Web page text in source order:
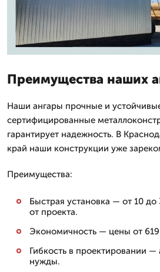
Преимущества наших
Наши ангары прочные и
сертифицированные
гарантирует надежность. В
край наши конструкции уже
Преимущества:
Быстрая установка — от 10
от проекта.
Экономичность — цены от 619
Гибкость в проектировании
нужды.